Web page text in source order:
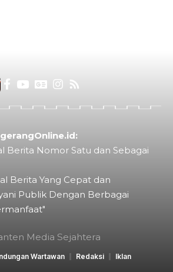
Berita Nomor Satu dan Sebagai
Berita Yang Cepat dan
Publik Dengan Berbagai
Media Sejahtera
Wartawan Redaksi Iklan